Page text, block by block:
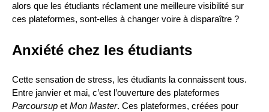
alors que les étudiants réclament une meilleure visibilité sur
ces plateformes, sont-elles à changer voire à disparaître ?
Anxiété chez les étudiants
Cette sensation de stress, les étudiants la connaissent tous.
Entre janvier et mai, c’est l’ouverture des plateformes
Parcoursup et Mon Master. Ces plateformes, créées pour